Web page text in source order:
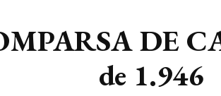
ARTÍ­CULOS
BERTSOAK
DE
de 1.946